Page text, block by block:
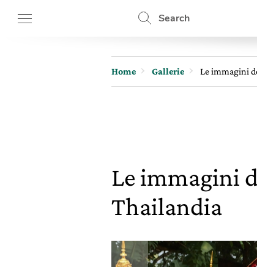
Search
Home Gallerie Le immagini
Le immagini
Thailandia